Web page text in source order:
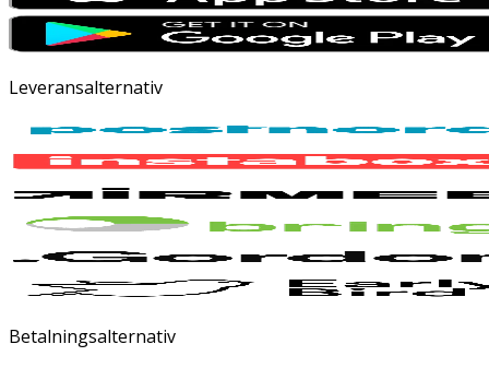
Leveransalternativ
Betalningsalternativ